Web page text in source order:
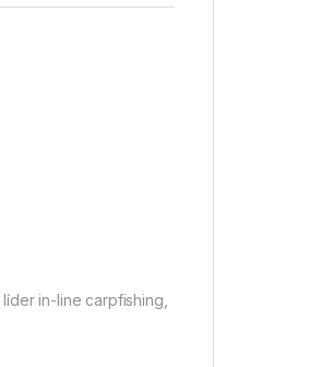
in-line carpfishing,